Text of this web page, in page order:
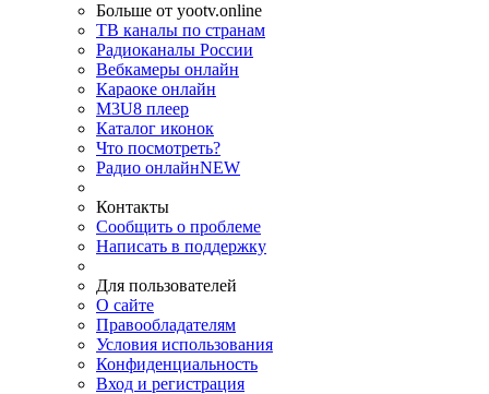
Больше от yootv.online
ТВ каналы по странам
Радиоканалы России
Вебкамеры онлайн
Караоке онлайн
M3U8 плеер
Каталог иконок
Что посмотреть?
Радио онлайнNEW
Контакты
Сообщить о проблеме
Написать в поддержку
Для пользователей
О сайте
Правообладателям
Условия использования
Конфиденциальность
Вход и регистрация